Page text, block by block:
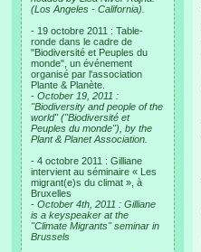
(Los Angeles - California).
- 19 octobre 2011 : Table-
ronde dans le cadre de
"Biodiversité et Peuples du
monde", un événement
organisé par l'association
Plante & Planète.
- October 19, 2011 :
"Biodiversity and people of the
world" ("Biodiversité et
Peuples du monde"), by the
Plant & Planet Association.
- 4 octobre 2011 : Gilliane
intervient au séminaire « Les
migrant(e)s du climat », à
Bruxelles
- October 4th, 2011 : Gilliane
is a keyspeaker at the
"Climate Migrants" seminar in
Brussels